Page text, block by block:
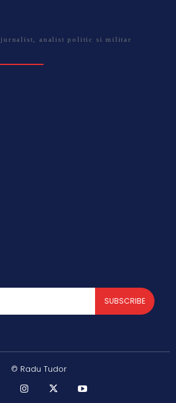
jurnalist, analist politic si militar
SUBSCRIBE
© Radu Tudor